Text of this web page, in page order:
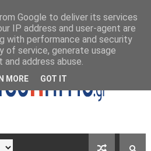
Google to deliver its services
IP address and user-agent are
with performance and security
of service, generate usage
address abuse.
MORE GOT IT